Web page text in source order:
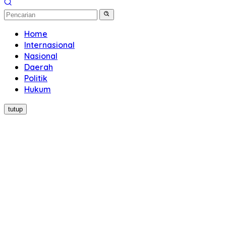
Home
Internasional
Nasional
Daerah
Politik
Hukum
tutup